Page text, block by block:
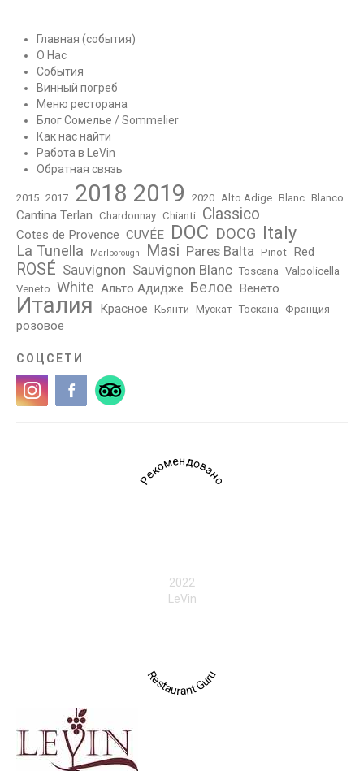
Главная (события)
О Нас
События
Винный погреб
Меню ресторана
Блог Сомелье / Sommelier
Как нас найти
Работа в LeVin
Обратная связь
2015 2017 2018 2019 2020 Alto Adige Blanc Blanco
Cantina Terlan Chardonnay Chianti Classico
Cotes de Provence CUVÉE DOC DOCG Italy
La Tunella Marlborough Masi Pares Balta Pinot Red
ROSÉ Sauvignon Sauvignon Blanc Toscana Valpolicella
Veneto White Альто Адидже Белое Венето
Италия Красное Кьянти Мускат Тоскана Франция
розовое
СОЦСЕТИ
Рекомендовано
2022
LeVin
Restaurant Guru